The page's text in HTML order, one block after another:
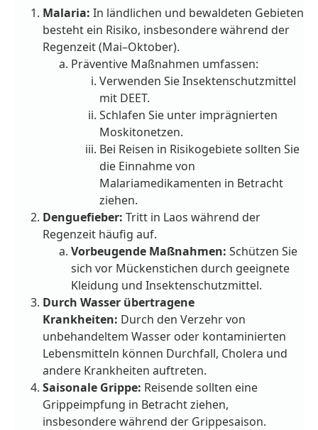
Malaria: In ländlichen und bewaldeten Gebieten
besteht ein Risiko, insbesondere während der
Regenzeit (Mai–Oktober).
Präventive Maßnahmen umfassen:
Verwenden Sie Insektenschutzmittel
mit DEET.
Schlafen Sie unter imprägnierten
Moskitonetzen.
Bei Reisen in Risikogebiete sollten Sie
die Einnahme von
Malariamedikamenten in Betracht
ziehen.
Denguefieber: Tritt in Laos während der
Regenzeit häufig auf.
Vorbeugende Maßnahmen: Schützen Sie
sich vor Mückenstichen durch geeignete
Kleidung und Insektenschutzmittel.
Durch Wasser übertragene
Krankheiten: Durch den Verzehr von
unbehandeltem Wasser oder kontaminierten
Lebensmitteln können Durchfall, Cholera und
andere Krankheiten auftreten.
Saisonale Grippe: Reisende sollten eine
Grippeimpfung in Betracht ziehen,
insbesondere während der Grippesaison.